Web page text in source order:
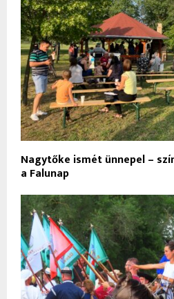
Nagytőke ismét ünnepel –
a Falunap